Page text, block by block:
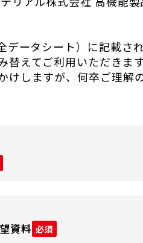
データシート）に記載さ
替えてご利用いただきま
けしますが、何卒ご理解
資料 必須